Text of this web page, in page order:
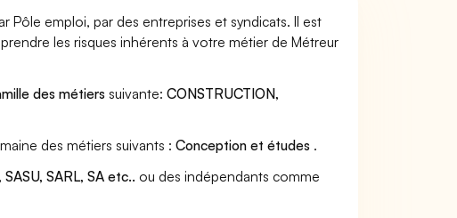
Pôle emploi, par des entreprises et syndicats. Il est
les risques inhérents à votre métier de Métreur
des métiers suivante:CONSTRUCTION,
des métiers suivants :Conception et études .
SARL, SA etc.. ou des indépendants comme